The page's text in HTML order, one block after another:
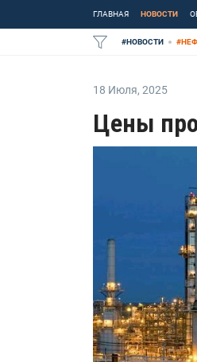
ГЛАВНАЯ НОВОСТИ
#НОВОСТИ #
18 Июля, 2025
Цены